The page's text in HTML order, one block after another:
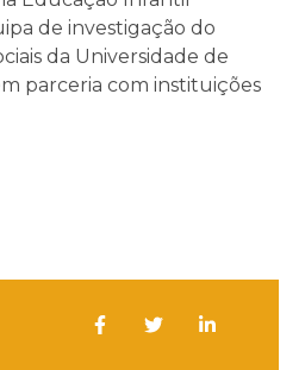
de investigação do
da Universidade de
parceria com instituições